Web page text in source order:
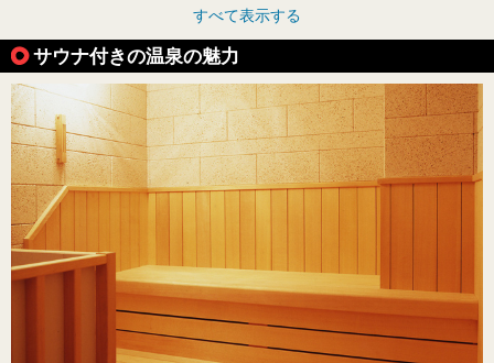
すべて表示する
サウナ付きの温泉の魅力